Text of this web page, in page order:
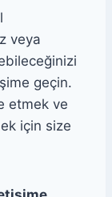
veya
geçin.
etmek ve
için size